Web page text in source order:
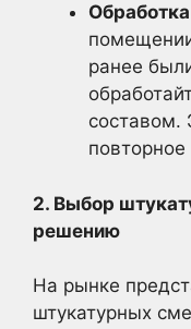
ранее
составом.
2. Выбор
решению
На рынке
штукатурных